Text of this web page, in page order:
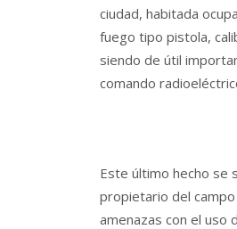
ciudad, habitada
fuego tipo pistola,
siendo de útil
comando
Este último hecho se
propietario del
amenazas con el uso